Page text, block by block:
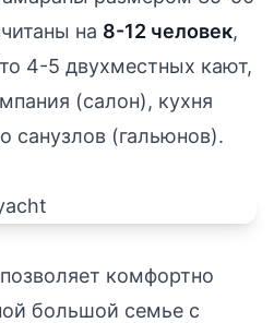
на 8-12 человек,
4-5 двухместных кают,
(салон), кухня
санузлов (гальюнов).
комфортно
большой семье с